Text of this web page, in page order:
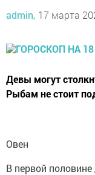
admin, 17 марта
Девы могут
Рыбам не стоит
Овен
В первой